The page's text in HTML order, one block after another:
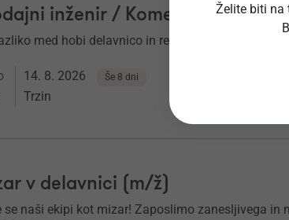
inženir / Komercialist za
med hobi delavnico in resno, opremljeno
14. 8. 2026 Še 8 dni
Trzin
v delavnici (m/ž)
se naši ekipi kot mizar! Zaposlimo zanesljivega
Želite biti na